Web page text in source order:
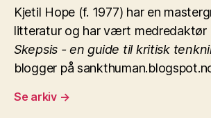
Kjetil Hope (f. 1977) har en
litteratur og har vært medredaktør
Skepsis - en guide til kritisk
blogger på
Se arkiv →